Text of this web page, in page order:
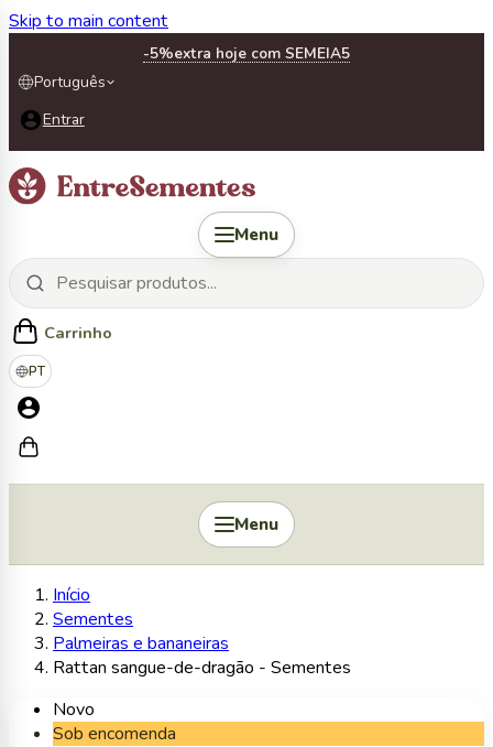
Skip to main content
-5%extra hoje com SEMEIA5
Português
Entrar
Menu
Carrinho
PT
Menu
Início
Sementes
Palmeiras e bananeiras
Rattan sangue-de-dragão - Sementes
Novo
Sob encomenda